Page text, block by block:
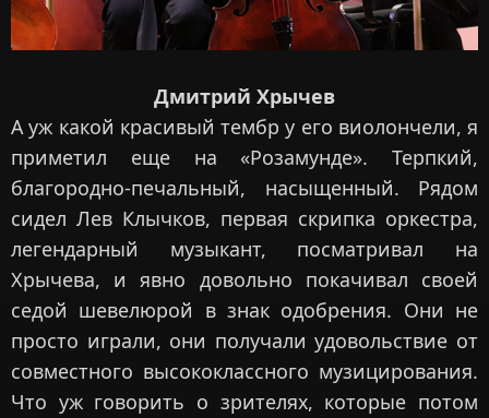
Дмитрий Хрычев
А уж какой красивый тембр у его виолончели, я
приметил еще на «Розамунде». Терпкий,
благородно-печальный, насыщенный. Рядом
сидел Лев Клычков, первая скрипка оркестра,
легендарный музыкант, посматривал на
Хрычева, и явно довольно покачивал своей
седой шевелюрой в знак одобрения. Они не
просто играли, они получали удовольствие от
совместного высококлассного музицирования.
Что уж говорить о зрителях, которые потом